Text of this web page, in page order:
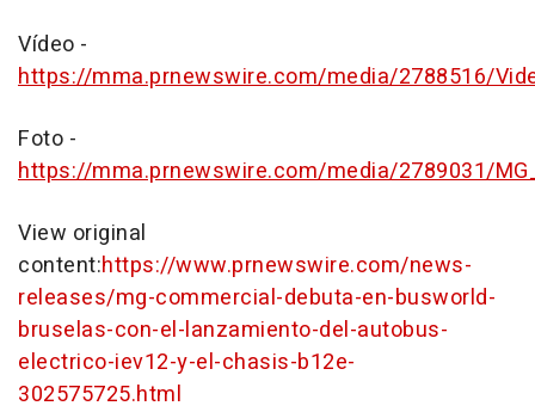
Vídeo -
https://mma.prnewswire.com/media/2788516/
Foto -
https://mma.prnewswire.com/media/2789031/
View original
content:https://www.prnewswire.com/news-
releases/mg-commercial-debuta-en-busworld-
bruselas-con-el-lanzamiento-del-autobus-
electrico-iev12-y-el-chasis-b12e-
302575725.html